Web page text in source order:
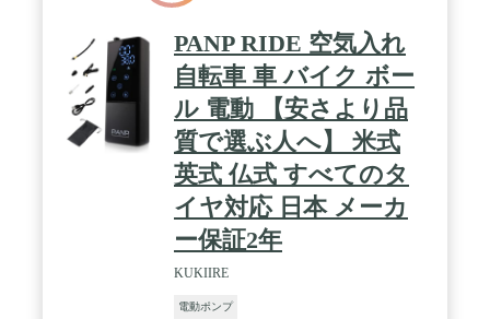
きます。浮き輪、大型エアベッド等の物には高効率
に充填できます。本エアポンプであれば安心そして
楽しい夏を過ごしましょう。 / 【超長い電源コー
ド】：2.5mの電源コード。電源コードのデザインが
非常に長いため、車内や宅内を問わず、よりたくさ
んのな操作が可能です。
PANP RIDE 空気入れ
自転車 車 バイク ボー
ル 電動 【安さより品
質で選ぶ人へ】 米式
英式 仏式 すべてのタ
イヤ対応 日本 メーカ
ー保証2年
KUKIIRE
電動ポンプ